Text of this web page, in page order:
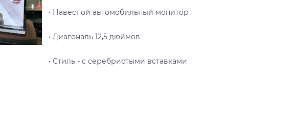
• Навесной автомобильный монитор
• Диагональ 12,5 дюймов
• Стиль - c серебристыми вставками